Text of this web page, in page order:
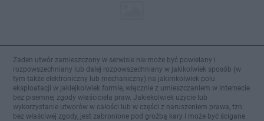
Żaden utwór zamieszczony w serwisie nie może być powielany i
rozpowszechniany lub dalej rozpowszechniany w jakikolwiek sposób (w
tym także elektroniczny lub mechaniczny) na jakimkolwiek polu
eksploatacji w jakiejkolwiek formie, włącznie z umieszczaniem w Internecie
bez pisemnej zgody właściciela praw. Jakiekolwiek użycie lub
wykorzystanie utworów w całości lub w części z naruszeniem prawa, tzn.
bez właściwej zgody, jest zabronione pod groźbą kary i może być ścigane